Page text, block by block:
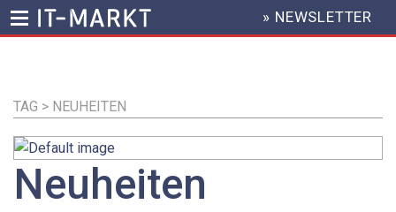
Inhalt
HEADER
MENU
» NEWSLETTER
TAG > NEUHEITEN
Neuheiten